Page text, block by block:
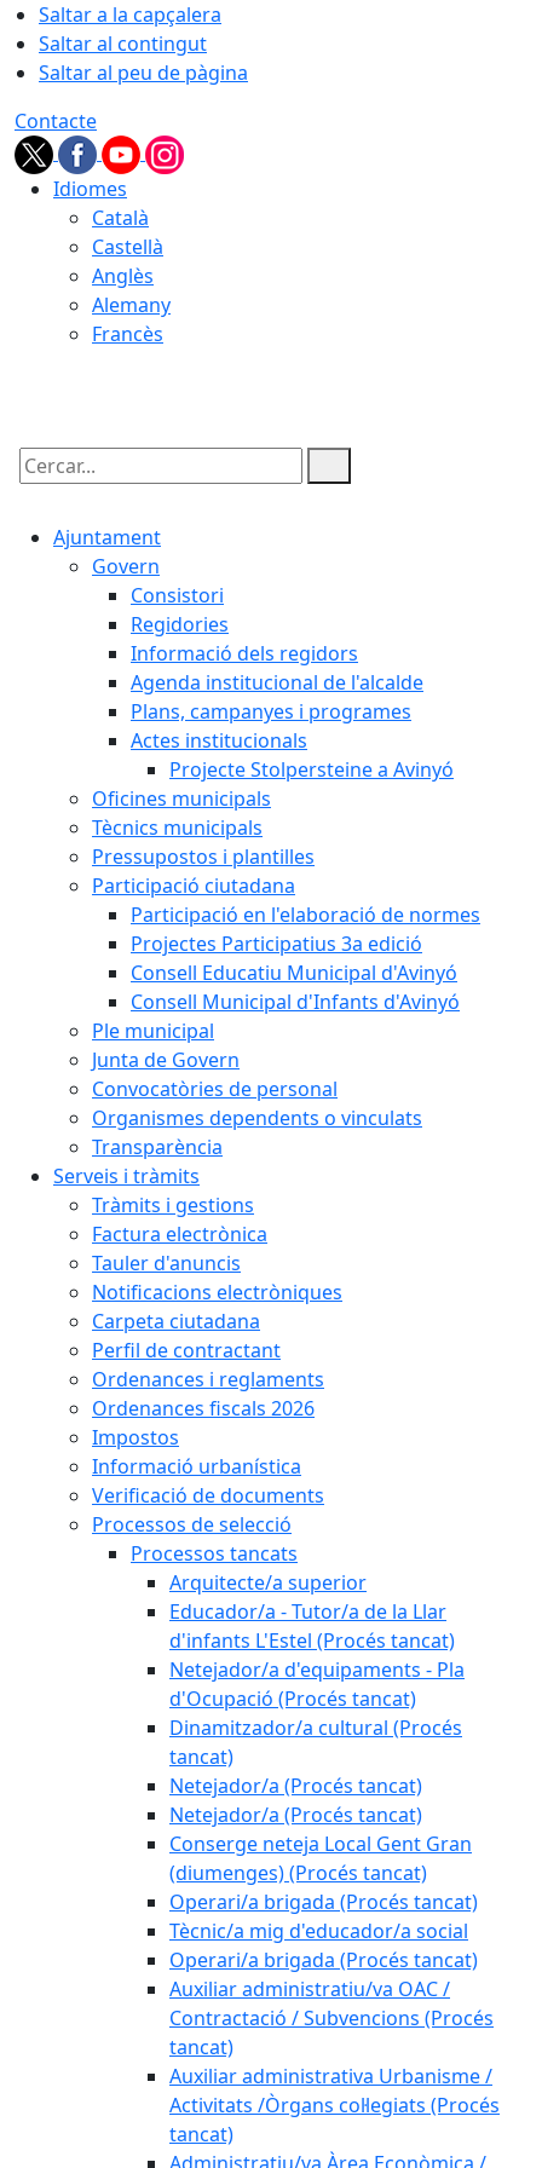
Saltar a la capçalera
Saltar al contingut
Saltar al peu de pàgina
Contacte
Idiomes
Català
Castellà
Anglès
Alemany
Francès
Cercar:
Ajuntament
Govern
Consistori
Regidories
Informació dels regidors
Agenda institucional de l'alcalde
Plans, campanyes i programes
Actes institucionals
Projecte Stolpersteine a Avinyó
Oficines municipals
Tècnics municipals
Pressupostos i plantilles
Participació ciutadana
Participació en l'elaboració de normes
Projectes Participatius 3a edició
Consell Educatiu Municipal d'Avinyó
Consell Municipal d'Infants d'Avinyó
Ple municipal
Junta de Govern
Convocatòries de personal
Organismes dependents o vinculats
Transparència
Serveis i tràmits
Tràmits i gestions
Factura electrònica
Tauler d'anuncis
Notificacions electròniques
Carpeta ciutadana
Perfil de contractant
Ordenances i reglaments
Ordenances fiscals 2026
Impostos
Informació urbanística
Verificació de documents
Processos de selecció
Processos tancats
Arquitecte/a superior
Educador/a - Tutor/a de la Llar
d'infants L'Estel (Procés tancat)
Netejador/a d'equipaments - Pla
d'Ocupació (Procés tancat)
Dinamitzador/a cultural (Procés
tancat)
Netejador/a (Procés tancat)
Netejador/a (Procés tancat)
Conserge neteja Local Gent Gran
(diumenges) (Procés tancat)
Operari/a brigada (Procés tancat)
Tècnic/a mig d'educador/a social
Operari/a brigada (Procés tancat)
Auxiliar administratiu/va OAC /
Contractació / Subvencions (Procés
tancat)
Auxiliar administrativa Urbanisme /
Activitats /Òrgans col·legiats (Procés
tancat)